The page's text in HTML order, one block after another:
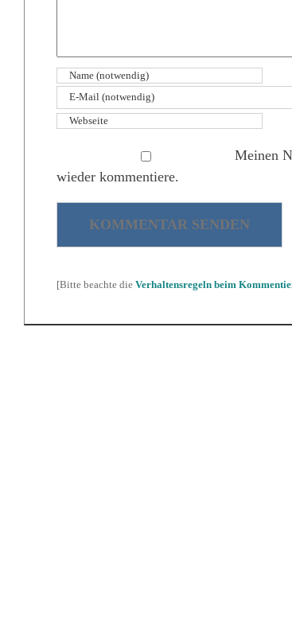
Meinen
wieder kommentiere.
[Bitte beachte die Verhaltensregeln beim